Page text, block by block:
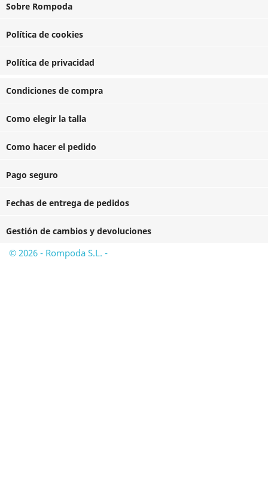
Sobre Rompoda
Política de cookies
Política de privacidad
Condiciones de compra
Como elegir la talla
Como hacer el pedido
Pago seguro
Fechas de entrega de pedidos
Gestión de cambios y devoluciones
© 2026 - Rompoda S.L. -